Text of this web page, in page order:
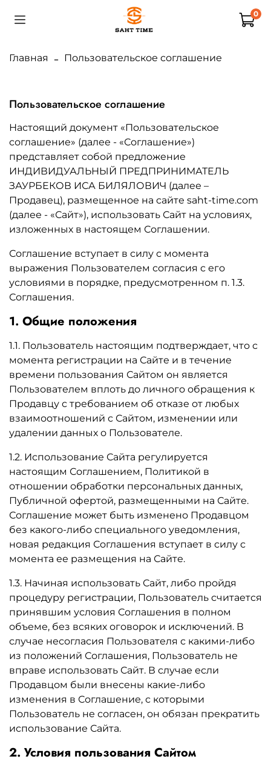
0
Главная Пользовательское соглашение
Пользовательское соглашение
Настоящий документ «Пользовательское
соглашение» (далее - «Соглашение»)
представляет собой предложение
ИНДИВИДУАЛЬНЫЙ ПРЕДПРИНИМАТЕЛЬ
ЗАУРБЕКОВ ИСА БИЛЯЛОВИЧ (далее –
Продавец), размещенное на сайте saht-time.com
(далее - «Сайт»), использовать Сайт на условиях,
изложенных в настоящем Соглашении.
Соглашение вступает в силу с момента
выражения Пользователем согласия с его
условиями в порядке, предусмотренном п. 1.3.
Соглашения.
1. Общие положения
1.1. Пользователь настоящим подтверждает, что с
момента регистрации на Сайте и в течение
времени пользования Сайтом он является
Пользователем вплоть до личного обращения к
Продавцу с требованием об отказе от любых
взаимоотношений с Сайтом, изменении или
удалении данных о Пользователе.
1.2. Использование Сайта регулируется
настоящим Соглашением, Политикой в
отношении обработки персональных данных,
Публичной офертой, размещенными на Сайте.
Соглашение может быть изменено Продавцом
без какого-либо специального уведомления,
новая редакция Соглашения вступает в силу с
момента ее размещения на Сайте.
1.3. Начиная использовать Сайт, либо пройдя
процедуру регистрации, Пользователь считается
принявшим условия Соглашения в полном
объеме, без всяких оговорок и исключений. В
случае несогласия Пользователя с какими-либо
из положений Соглашения, Пользователь не
вправе использовать Сайт. В случае если
Продавцом были внесены какие-либо
изменения в Соглашение, с которыми
Пользователь не согласен, он обязан прекратить
использование Сайта.
2. Условия пользования Сайтом